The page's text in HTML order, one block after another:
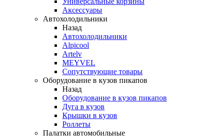
Аксессуары
Автохолодильники
Назад
Автохолодильники
Alpicool
Artelv
MEYVEL
Сопутствующие товары
Оборудование в кузов пикапов
Назад
Оборудование в кузов пикапов
Дуга в кузов
Крышки в кузов
Роллеты
Палатки автомобильные